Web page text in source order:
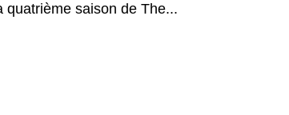
quatrième saison de The...